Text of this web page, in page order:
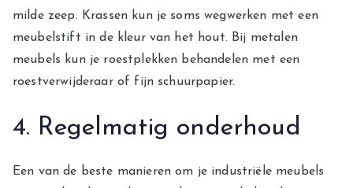
milde zeep. Krassen kun je soms wegwerken met een
meubelstift in de kleur van het hout. Bij metalen
meubels kun je roestplekken behandelen met een
roestverwijderaar of fijn schuurpapier.
4. Regelmatig onderhoud
Een van de beste manieren om je industriële meubels